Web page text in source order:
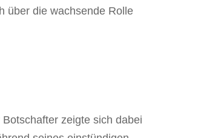
über die wachsende Rolle
Botschafter zeigte sich dabei